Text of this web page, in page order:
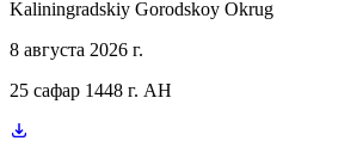
Kaliningradskiy Gorodskoy Okrug
8 августа 2026 г.
25 сафар 1448 г. AH